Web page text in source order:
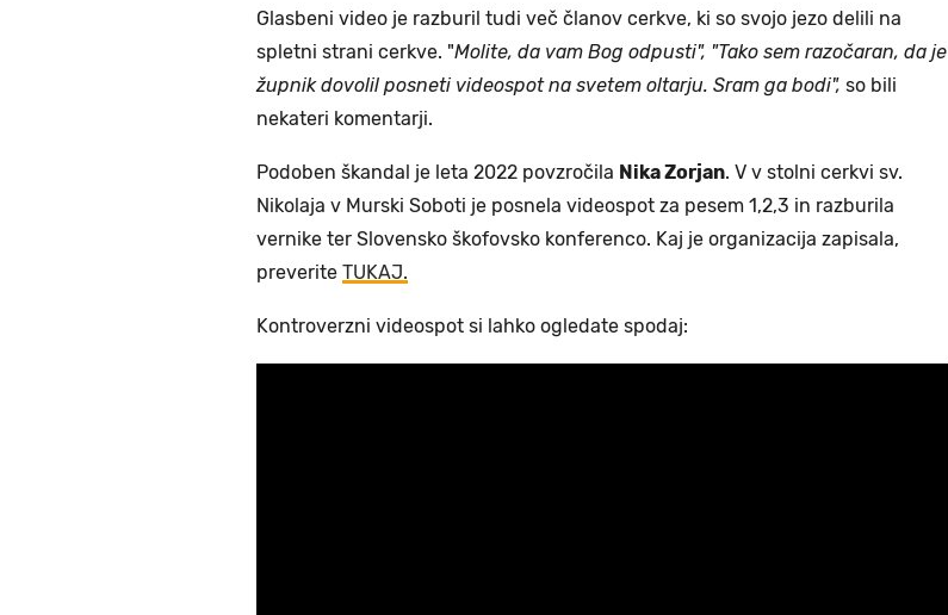
Glasbeni video je razburil tudi več članov cerkve, ki so svojo jezo delili na
spletni strani cerkve. "Molite, da vam Bog odpusti", "Tako sem razočaran, da je
župnik dovolil posneti videospot na svetem oltarju. Sram ga bodi", so bili
nekateri komentarji.
Podoben škandal je leta 2022 povzročila Nika Zorjan. V v stolni cerkvi sv.
Nikolaja v Murski Soboti je posnela videospot za pesem 1,2,3 in razburila
vernike ter Slovensko škofovsko konferenco. Kaj je organizacija zapisala,
preverite TUKAJ.
Kontroverzni videospot si lahko ogledate spodaj: